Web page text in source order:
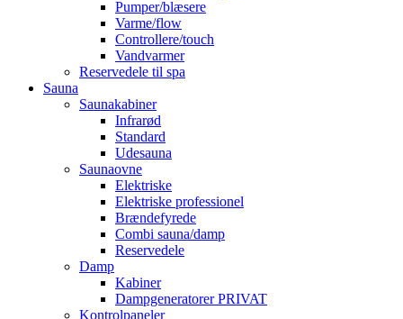
Pumper/blæsere
Varme/flow
Controllere/touch
Vandvarmer
Reservedele til spa
Sauna
Saunakabiner
Infrarød
Standard
Udesauna
Saunaovne
Elektriske
Elektriske professionel
Brændefyrede
Combi sauna/damp
Reservedele
Damp
Kabiner
Dampgeneratorer PRIVAT
Kontrolpaneler